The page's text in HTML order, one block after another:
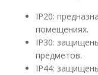
Щиток для
распределения
468.70 грн
IP20:
помещениях.
IP30:
предметов.
IP44: